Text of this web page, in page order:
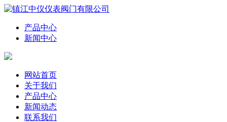
产品中心
新闻中心
网站首页
关于我们
产品中心
新闻动态
联系我们